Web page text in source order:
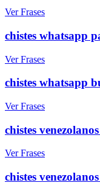
Ver Frases
chistes whatsapp
Ver Frases
chistes whatsapp
Ver Frases
chistes
Ver Frases
chistes